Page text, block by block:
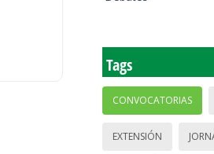
Tags
CONVOCATORIAS
EXTENSIÓN